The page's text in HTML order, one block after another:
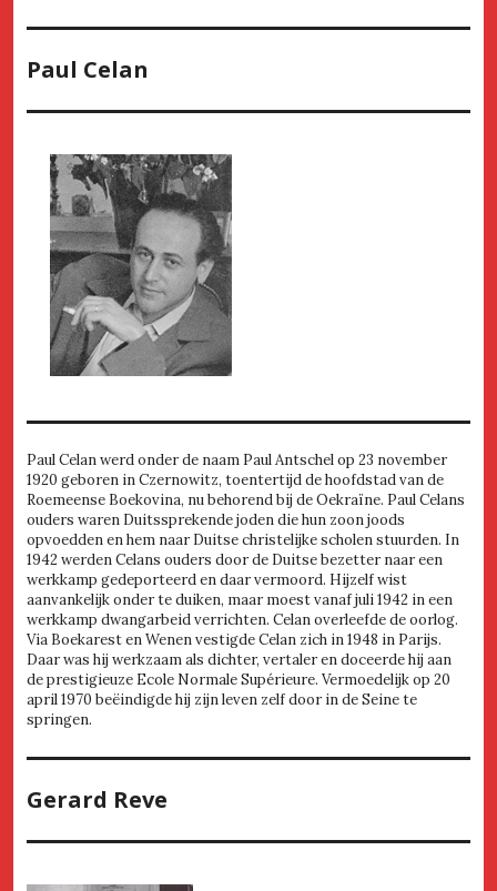
Paul Celan
Paul Celan werd onder de naam Paul Antschel op 23 november
1920 geboren in Czernowitz, toentertijd de hoofdstad van de
Roemeense Boekovina, nu behorend bij de Oekraïne. Paul Celans
ouders waren Duitssprekende joden die hun zoon joods
opvoedden en hem naar Duitse christelijke scholen stuurden. In
1942 werden Celans ouders door de Duitse bezetter naar een
werkkamp gedeporteerd en daar vermoord. Hijzelf wist
aanvankelijk onder te duiken, maar moest vanaf juli 1942 in een
werkkamp dwangarbeid verrichten. Celan overleefde de oorlog.
Via Boekarest en Wenen vestigde Celan zich in 1948 in Parijs.
Daar was hij werkzaam als dichter, vertaler en doceerde hij aan
de prestigieuze Ecole Normale Supérieure. Vermoedelijk op 20
april 1970 beëindigde hij zijn leven zelf door in de Seine te
springen.
Gerard Reve